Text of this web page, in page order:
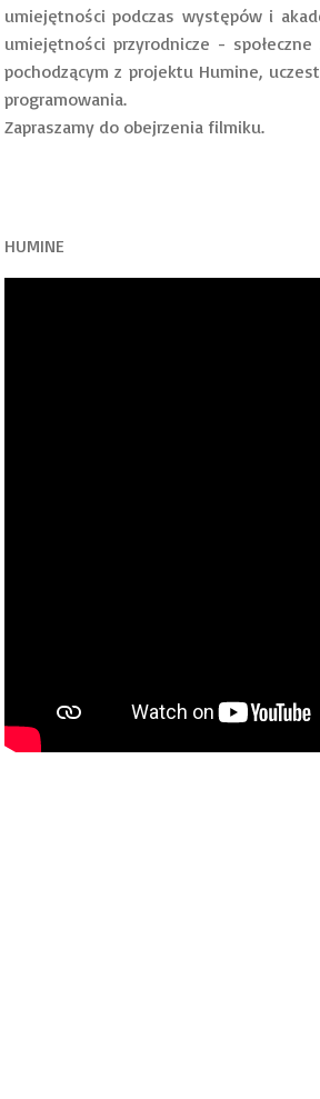
umiejętności podczas występów i
umiejętności przyrodnicze -
pochodzącym z projektu Humine,
programowania.
Zapraszamy do obejrzenia filmiku.
HUMINE